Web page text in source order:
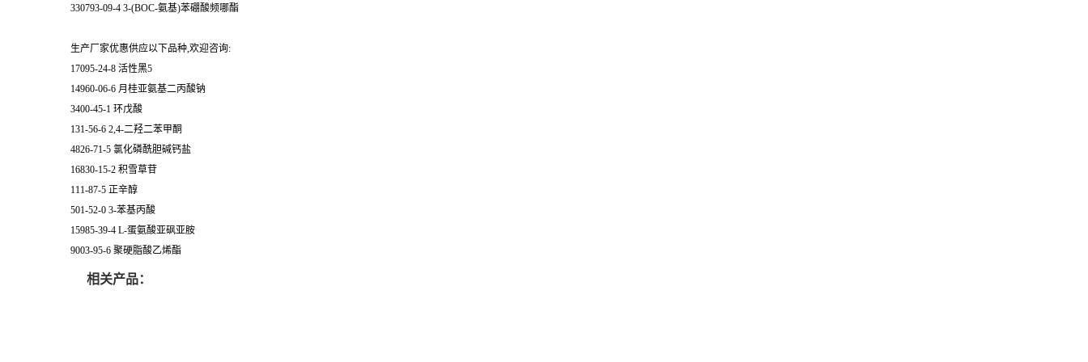
330793-09-4 3-(BOC-氨基)苯硼酸频哪酯
生产厂家优惠供应以下品种,欢迎咨询:
17095-24-8 活性黑5
14960-06-6 月桂亚氨基二丙酸钠
3400-45-1 环戊酸
131-56-6 2,4-二羟二苯甲酮
4826-71-5 氯化磷酰胆碱钙盐
16830-15-2 积雪草苷
111-87-5 正辛醇
501-52-0 3-苯基丙酸
15985-39-4 L-蛋氨酸亚砜亚胺
9003-95-6 聚硬脂酸乙烯酯
相关产品：